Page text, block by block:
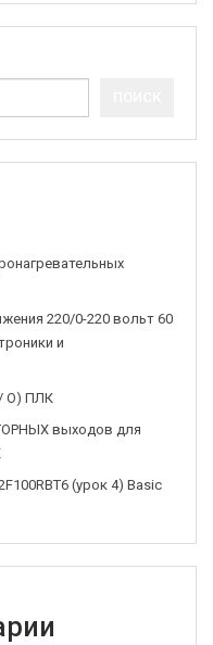
220/0-220 вольт 60
и
O) ПЛК
выходов для
(урок 4) Basic